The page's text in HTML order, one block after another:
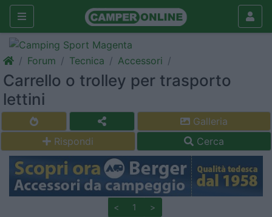
Forum Tecnica Accessori
Carrello o trolley per trasporto
lettini
Galleria
Rispondi
Cerca
< 1 >